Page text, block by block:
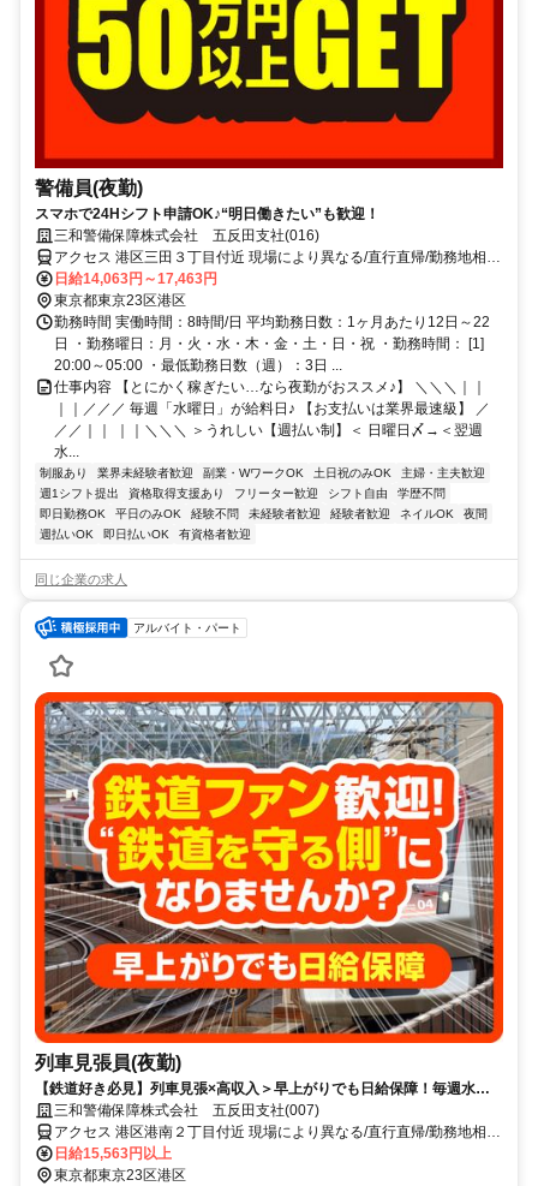
警備員(夜勤)
スマホで24Hシフト申請OK♪“明日働きたい”も歓迎！
三和警備保障株式会社 五反田支社(016)
アクセス 港区三田３丁目付近 現場により異なる/直行直帰/勤務地相談
可 ■電話面接■来社不要■即日勤務
日給14,063円～17,463円
東京都東京23区港区
勤務時間 実働時間：8時間/日 平均勤務日数：1ヶ月あたり12日～22
日 ・勤務曜日：月・火・水・木・金・土・日・祝 ・勤務時間： [1]
20:00～05:00 ・最低勤務日数（週）：3日 ...
仕事内容 【とにかく稼ぎたい…なら夜勤がおススメ♪】 ＼＼＼｜｜
｜｜／／／ 毎週「水曜日」が給料日♪ 【お支払いは業界最速級】 ／
／／｜｜ ｜｜＼＼＼ ＞うれしい【週払い制】＜ 日曜日〆→＜翌週
水...
制服あり 業界未経験者歓迎 副業・WワークOK 土日祝のみOK
主婦・主夫歓迎
週1シフト提出
資格取得支援あり フリーター歓迎 シフト自由
学歴不問
即日勤務OK
平日のみOK 経験不問 未経験者歓迎 経験者歓迎 ネイルOK
夜間
週払いOK
即日払いOK 有資格者歓迎
同じ企業の求人
アルバイト・パート
列車見張員(夜勤)
【鉄道好き必見】列車見張×高収入＞早上がりでも日給保障！毎週水曜
が給料日！日払いもOK！
三和警備保障株式会社 五反田支社(007)
アクセス 港区港南２丁目付近 現場により異なる/直行直帰/勤務地相談
可 ■電話面接■来社不要■即日勤務
日給15,563円以上
東京都東京23区港区